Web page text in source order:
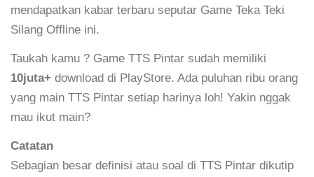
mendapatkan kabar terbaru seputar Game Teka Teki
Silang Offline ini.
Taukah kamu ? Game TTS Pintar sudah memiliki
10juta+ download di PlayStore. Ada puluhan ribu orang
yang main TTS Pintar setiap harinya loh! Yakin nggak
mau ikut main?
Catatan
Sebagian besar definisi atau soal di TTS Pintar dikutip